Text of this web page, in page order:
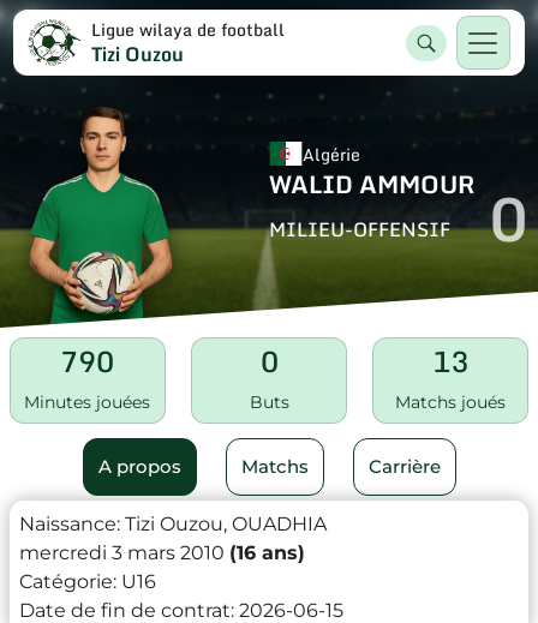
Ligue wilaya de football
Tizi Ouzou
Algérie
WALID AMMOUR
MILIEU-OFFENSIF 0
790
Minutes jouées
0
Buts
13
Matchs joués
A propos Matchs Carrière
Naissance: Tizi Ouzou, OUADHIA
mercredi 3 mars 2010 (16 ans)
Catégorie: U16
Date de fin de contrat: 2026-06-15